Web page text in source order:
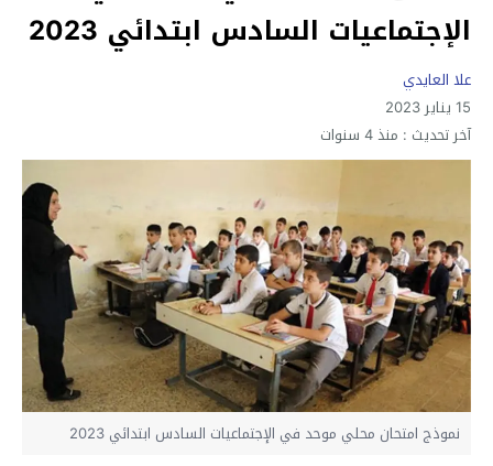
الإجتماعيات السادس ابتدائي 2023
علا العايدي
15 يناير 2023
آخر تحديث : منذ 4 سنوات
نموذج امتحان محلي موحد في الإجتماعيات السادس ابتدائي 2023